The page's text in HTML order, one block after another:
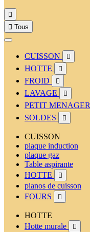

 Tous
CUISSON 
HOTTE 
FROID 
LAVAGE 
PETIT MENAGER
SOLDES 
CUISSON
plaque induction
plaque gaz
Table aspirante
HOTTE

pianos de cuisson
FOURS

HOTTE
Hotte murale
